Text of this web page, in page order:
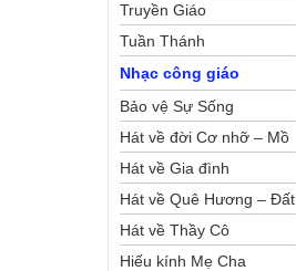
Truyền Giáo
Tuần Thánh
Nhạc công giáo
Bảo vệ Sự Sống
Hát về đời Cơ nhỡ – Mồ
côi
Hát về Gia đình
Hát về Quê Hương – Đất
Nước
Hát về Thầy Cô
Hiếu kính Mẹ Cha